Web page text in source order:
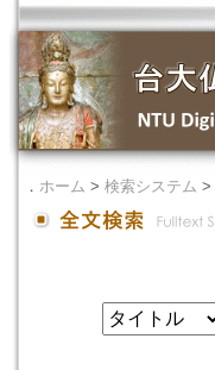
． ホーム > 検索システム >